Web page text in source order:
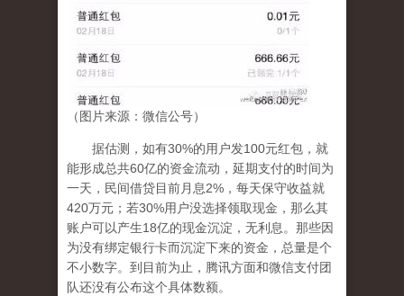
（图片来源：微信公号）
据估测，如有30%的用户发100元红包，就
能形成总共60亿的资金流动，延期支付的时间为
一天，民间借贷目前月息2%，每天保守收益就
420万元；若30%用户没选择领取现金，那么其
账户可以产生18亿的现金沉淀，无利息。那些因
为没有绑定银行卡而沉淀下来的资金，总量是个
不小数字。到目前为止，腾讯方面和微信支付团
队还没有公布这个具体数额。